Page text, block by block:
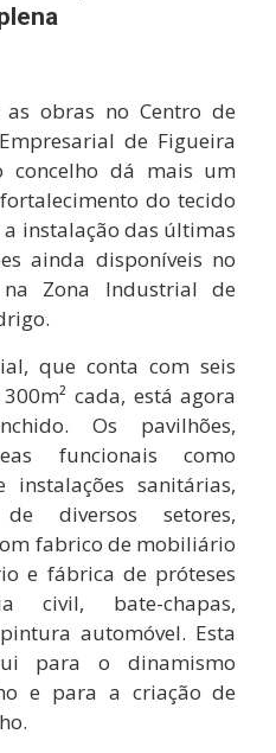
obras no Centro de
de Figueira
concelho dá mais um
do tecido
instalação das últimas
ainda disponíveis no
Zona Industrial de
que conta com seis
cada, está agora
Os pavilhões,
funcionais como
instalações sanitárias,
diversos setores,
fabrico de mobiliário
e fábrica de próteses
civil, bate-chapas,
automóvel. Esta
para o dinamismo
e para a criação de